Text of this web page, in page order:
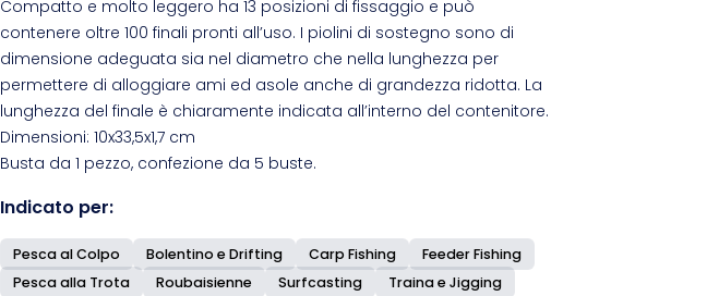
Compatto e molto leggero ha 13 posizioni di fissaggio e può
contenere oltre 100 finali pronti all’uso. I piolini di sostegno sono di
dimensione adeguata sia nel diametro che nella lunghezza per
permettere di alloggiare ami ed asole anche di grandezza ridotta. La
lunghezza del finale è chiaramente indicata all’interno del contenitore.
Dimensioni: 10x33,5x1,7 cm
Busta da 1 pezzo, confezione da 5 buste.
Indicato per:
Pesca al Colpo Bolentino e Drifting Carp Fishing
Feeder Fishing
Pesca alla Trota
Roubaisienne Surfcasting Traina e Jigging